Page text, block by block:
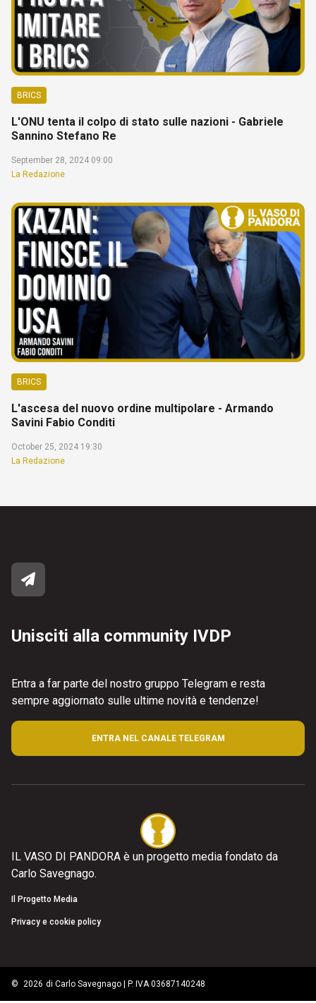
BRICS
L'ONU tenta il colpo di stato sulle nazioni - Gabriele
Sannino Stefano Re
September 28, 2024 09:00
La Redazione
BRICS
L'ascesa del nuovo ordine multipolare - Armando
Savini Fabio Conditi
October 25, 2024 19:30
La Redazione
Unisciti alla community IVDP
Entra a far parte del nostro gruppo Telegram e resta
sempre aggiornato sulle ultime novità e tendenze!
ENTRA NEL CANALE TELEGRAM
IL VASO DI PANDORA è un progetto media fondato da
Carlo Savegnago.
Il Progetto Media
Privacy e cookie policy
© 2026 di Carlo Savegnago | P. IVA 03687140248